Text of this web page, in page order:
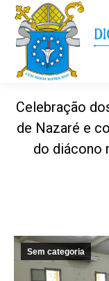
Celebração
de Nazaré e
do diácono
Sem categoria